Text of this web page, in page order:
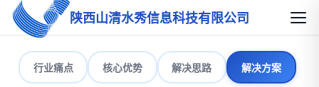
陕西山清水秀信息科技有限公司
行业痛点 核心优势 解决思路 解决方案